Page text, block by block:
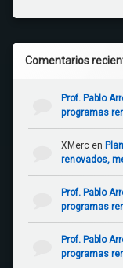
Comentarios
Prof. Pablo
programas
XMercen
renovados,
Prof. Pablo
programas
Prof. Pablo
programas